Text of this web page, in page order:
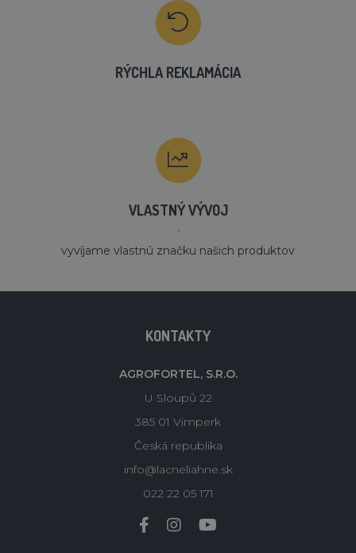
RÝCHLA REKLAMÁCIA
VLASTNÝ VÝVOJ
´
vyvíjame vlastnú značku našich produktov
KONTAKTY
AGROFORTEL, S.R.O.
U Sloupů 22
385 01 Vimperk
Česká republika
info@lacneliahne.sk
022 22 05 171